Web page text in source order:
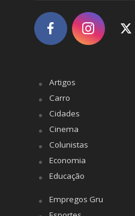
Artigos
Carro
Cidades
Cinema
Colunistas
Economia
Educação
Empregos Gru